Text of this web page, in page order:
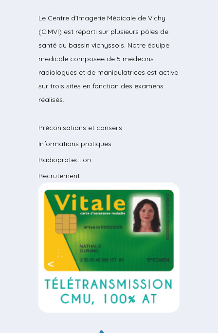
Le Centre d’Imagerie Médicale de Vichy
(CIMVI) est réparti sur plusieurs pôles de
santé du bassin vichyssois. Notre équipe
médicale composée de 5 médecins
radiologues et de manipulatrices est active
sur trois sites en fonction des examens
réalisés.
Préconisations et conseils
Informations pratiques
Radioprotection
Recrutement